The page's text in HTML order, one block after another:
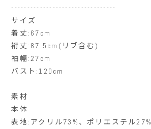
---------------------------------
サイズ
着丈:67cm
裄丈:87.5cm(リブ含む)
袖幅:27cm
バスト:120cm
素材
本体
表地:アクリル73%、ポリエステル27%